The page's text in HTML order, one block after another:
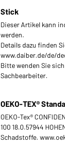
Stick
Dieser Artikel kann
werden.
Details dazu finden
www.daiber.de/de/
Bitte wenden Sie
Sachbearbeiter.
OEKO-TEX®
OEKO-Tex®
100 18.0.57944
Schadstoffe.